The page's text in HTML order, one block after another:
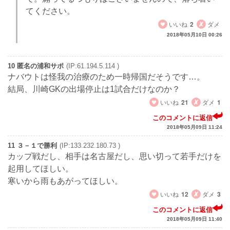
てください。
いいね 2 ダメ
2018年05月10日 00:26
10 匿名の浦和サポ (IP:61.194.5.114 )
ナバウトは怪我の治療のため一時帰国だそうです…。
結局、川崎GKの出場停止は1試合だけなのか？
いいね 21 ダメ 1
このコメントに返信
2018年05月09日 11:24
11 ３－１で勝利 (IP:133.232.180.73 )
カップ戦だし、相手は名古屋だし、思い切って若手だけを
起用してほしい。
寒いから雨もあがってほしい。
いいね 12 ダメ 3
このコメントに返信
2018年05月09日 11:40